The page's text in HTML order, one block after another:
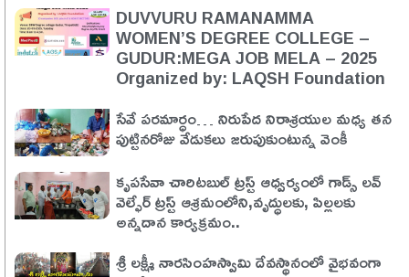
DUVVURU RAMANAMMA
WOMEN’S DEGREE COLLEGE –
GUDUR:MEGA JOB MELA – 2025
Organized by: LAQSH Foundation
సేవే పరమార్ధం… నిరుపేద నిరాశ్రయుల మధ్య తన
పుట్టినరోజు వేడుకలు జరుపుకుంటున్న వెంకీ
కృపసేవా చారిటబుల్ ట్రస్ట్ ఆధ్వర్యంలో గాడ్స్ లవ్
వెల్ఫేర్ ట్రస్ట్ ఆశ్రమంలోని,వృద్ధులకు, పిల్లలకు
అన్నదాన కార్యక్రమం..
శ్రీ లక్ష్మీ నారసింహస్వామి దేవస్థానంలో వైభవంగా